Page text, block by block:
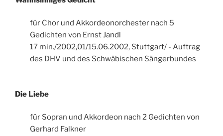
für Chor und Akkordeonorchester nach 5
Gedichten von Ernst Jandl
17 min./2002,01/15.06.2002, Stuttgart/ - Auftrag
des DHV und des Schwäbischen Sängerbundes
Die Liebe
für Sopran und Akkordeon nach 2 Gedichten von
Gerhard Falkner